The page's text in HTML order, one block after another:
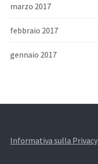
marzo 2017
febbraio 2017
gennaio 2017
Informativa sulla Privacy